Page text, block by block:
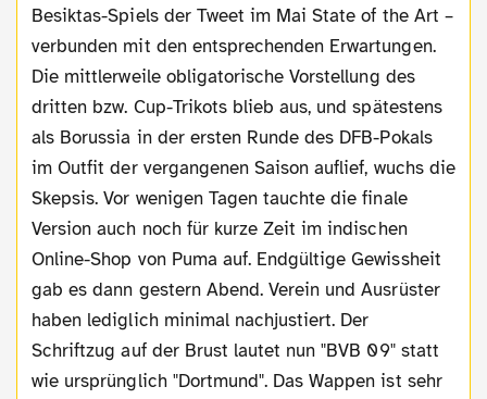
Besiktas-Spiels der Tweet im Mai State of the Art –
verbunden mit den entsprechenden Erwartungen.
Die mittlerweile obligatorische Vorstellung des
dritten bzw. Cup-Trikots blieb aus, und spätestens
als Borussia in der ersten Runde des DFB-Pokals
im Outfit der vergangenen Saison auflief, wuchs die
Skepsis. Vor wenigen Tagen tauchte die finale
Version auch noch für kurze Zeit im indischen
Online-Shop von Puma auf. Endgültige Gewissheit
gab es dann gestern Abend. Verein und Ausrüster
haben lediglich minimal nachjustiert. Der
Schriftzug auf der Brust lautet nun "BVB 09" statt
wie ursprünglich "Dortmund". Das Wappen ist sehr